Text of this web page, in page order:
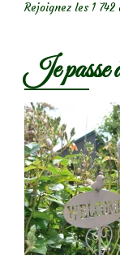
Rejoignez les 1
Je passe